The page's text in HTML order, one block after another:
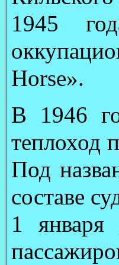
1945
Horse».
В 1946
теплоход
Под
составе
1